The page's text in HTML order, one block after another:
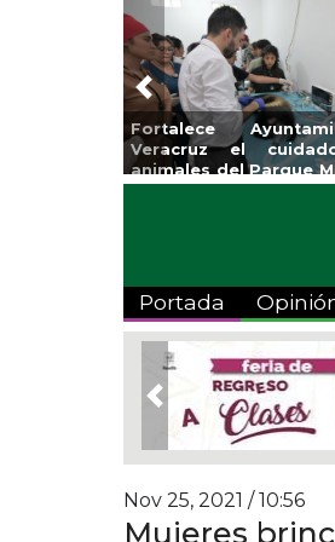
de
de los
Miguel Ángel
La ciudad
la
Previous
Portada
Previous
Nov 25, 2021 / 10:56
Mujeres